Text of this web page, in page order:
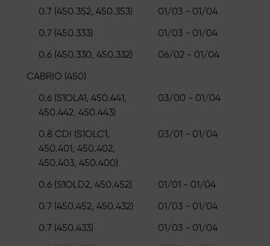
0.7 (450.352, 450.353)
01/03 - 01/04
0.7 (450.333)
01/03 - 01/04
0.6 (450.330, 450.332)
06/02 - 01/04
CABRIO (450)
0.6 (S1OLA1, 450.441,
450.442, 450.443)
03/00 - 01/04
0.8 CDI (S1OLC1,
450.401, 450.402,
450.403, 450.400)
03/01 - 01/04
0.6 (S1OLD2, 450.452)
01/01 - 01/04
0.7 (450.452, 450.432)
01/03 - 01/04
0.7 (450.433)
01/03 - 01/04